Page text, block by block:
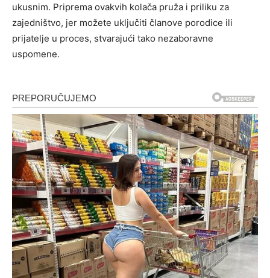
ukusnim. Priprema ovakvih kolača pruža i priliku za
zajedništvo, jer možete uključiti članove porodice ili
prijatelje u proces, stvarajući tako nezaboravne
uspomene.